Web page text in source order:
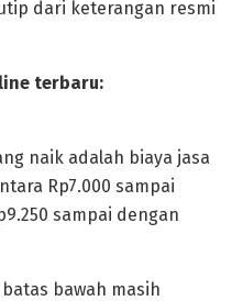
dari keterangan resmi
terbaru:
naik adalah biaya jasa
Rp7.000 sampai
sampai dengan
bawah masih